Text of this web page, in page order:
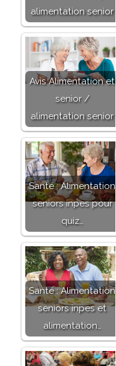
alimentation senior
Avis Alimentation et
senior /
alimentation senior
Santé : Alimentation
seniors inpes pour
quiz…
Santé : Alimentation
seniors inpes et
alimentation…